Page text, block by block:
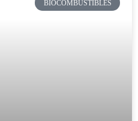
BIOCOMBUSTIBLES